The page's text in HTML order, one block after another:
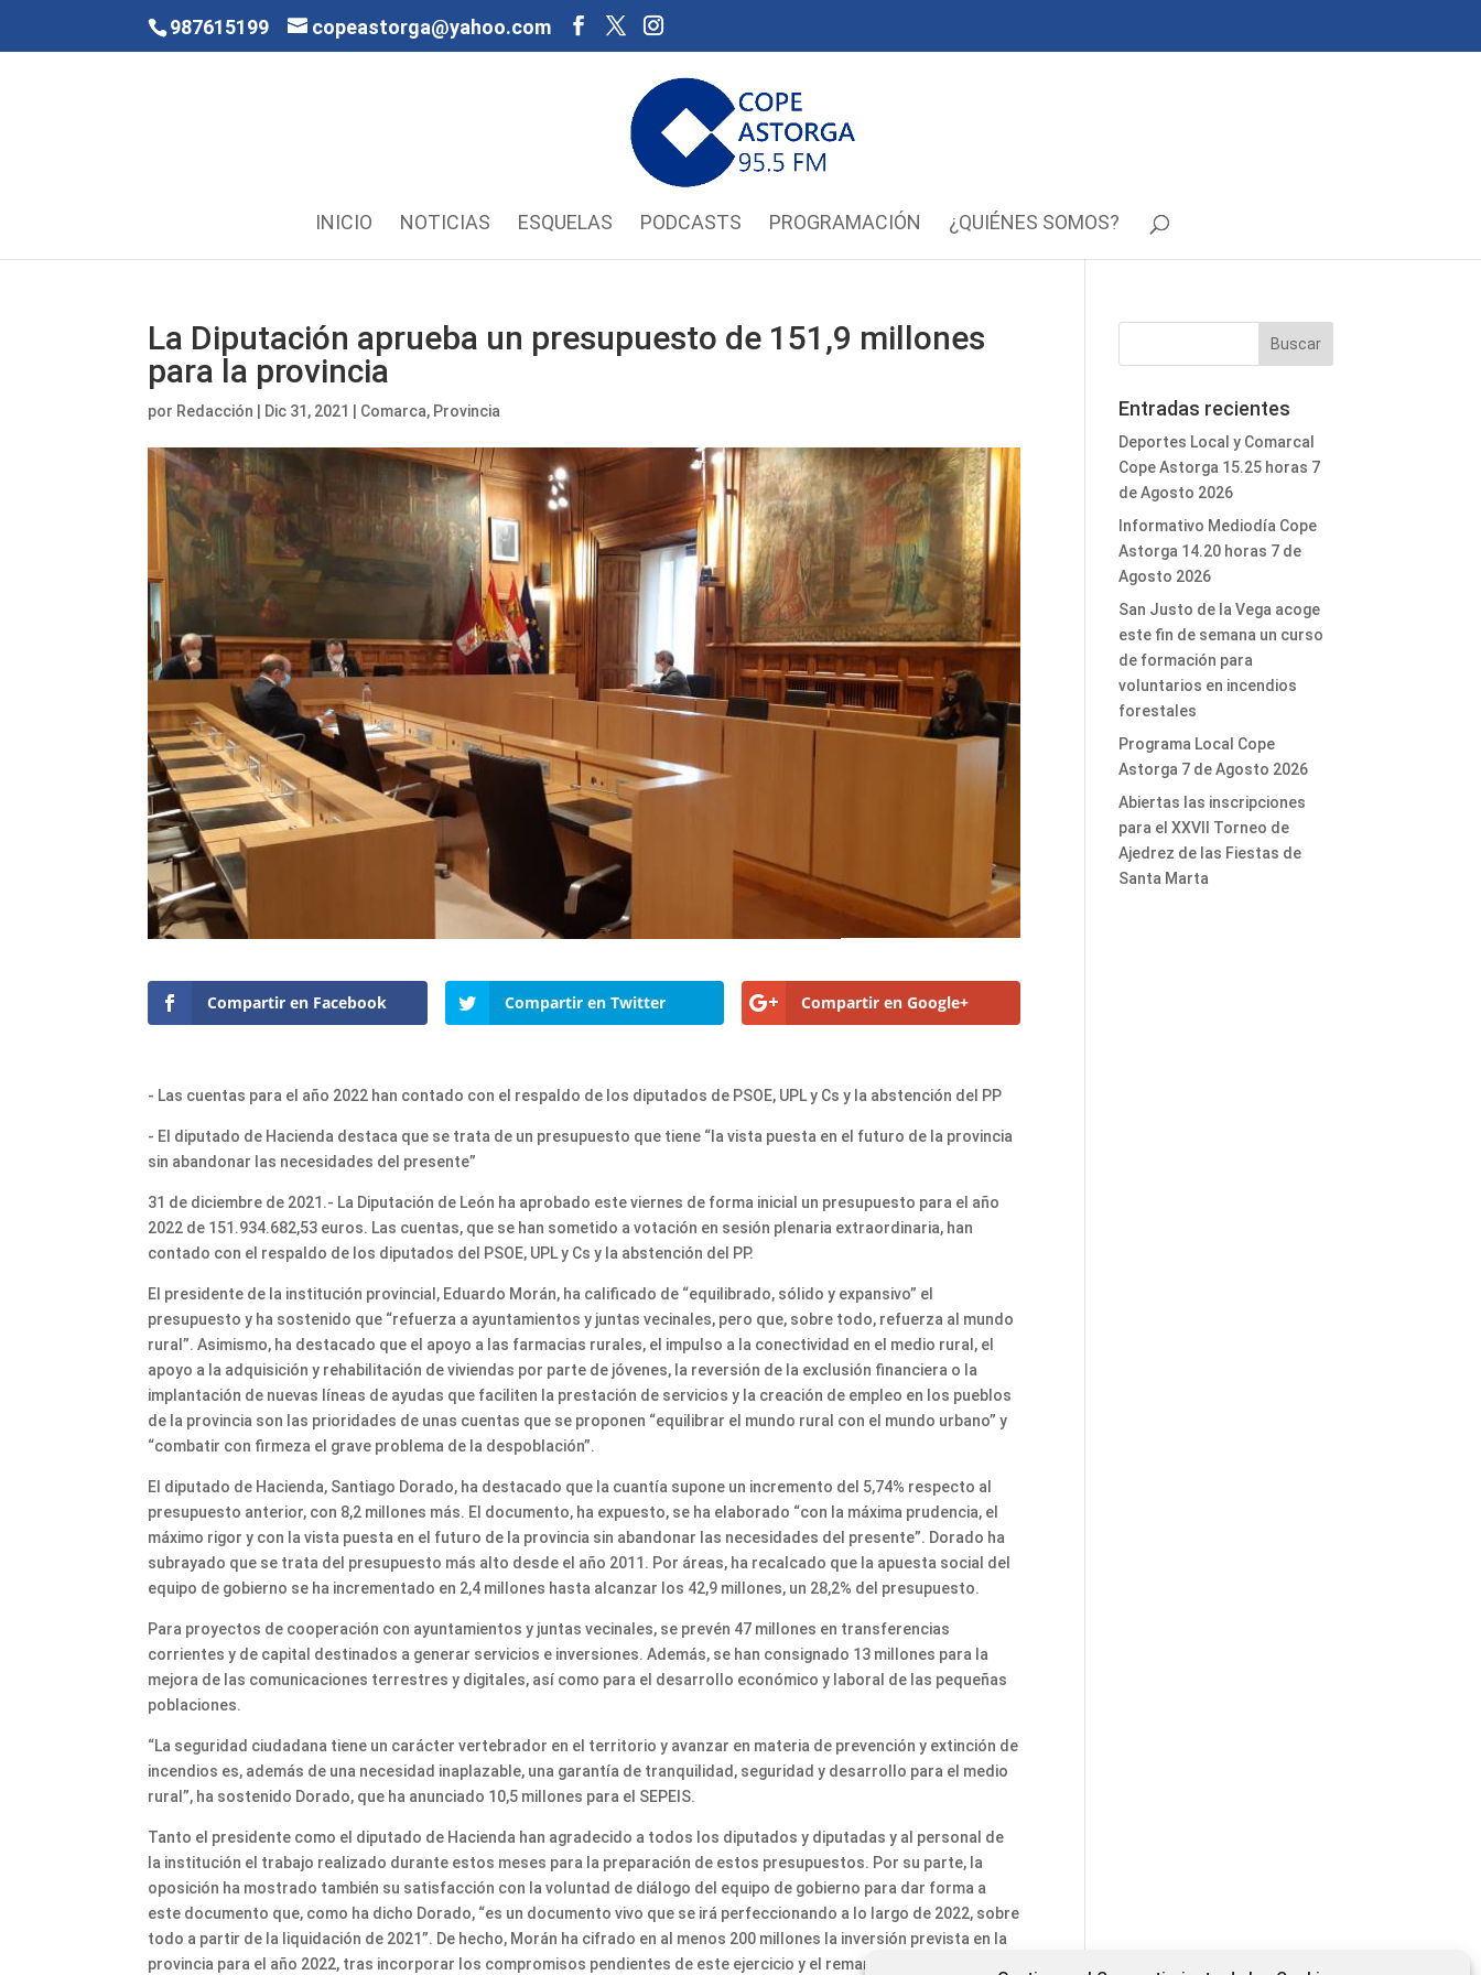
987615199 copeastorga@yahoo.com
INICIO NOTICIAS ESQUELAS PODCASTS PROGRAMACIÓN ¿QUIÉNES SOMOS?
La Diputación aprueba un presupuesto de 151,9 millones
para la provincia
por Redacción Dic 31, 2021 Comarca, Provincia
Compartir en Facebook Compartir en Twitter Compartir en Google+
- Las cuentas para el año 2022 han contado con el respaldo de los diputados de PSOE, UPL y Cs y la abstención del PP
- El diputado de Hacienda destaca que se trata de un presupuesto que tiene “la vista puesta en el futuro de la provincia
sin abandonar las necesidades del presente”
31 de diciembre de 2021.- La Diputación de León ha aprobado este viernes de forma inicial un presupuesto para el año
2022 de 151.934.682,53 euros. Las cuentas, que se han sometido a votación en sesión plenaria extraordinaria, han
contado con el respaldo de los diputados del PSOE, UPL y Cs y la abstención del PP.
El presidente de la institución provincial, Eduardo Morán, ha calificado de “equilibrado, sólido y expansivo” el
presupuesto y ha sostenido que “refuerza a ayuntamientos y juntas vecinales, pero que, sobre todo, refuerza al mundo
rural”. Asimismo, ha destacado que el apoyo a las farmacias rurales, el impulso a la conectividad en el medio rural, el
apoyo a la adquisición y rehabilitación de viviendas por parte de jóvenes, la reversión de la exclusión financiera o la
implantación de nuevas líneas de ayudas que faciliten la prestación de servicios y la creación de empleo en los pueblos
de la provincia son las prioridades de unas cuentas que se proponen “equilibrar el mundo rural con el mundo urbano” y
“combatir con firmeza el grave problema de la despoblación”.
El diputado de Hacienda, Santiago Dorado, ha destacado que la cuantía supone un incremento del 5,74% respecto al
presupuesto anterior, con 8,2 millones más. El documento, ha expuesto, se ha elaborado “con la máxima prudencia, el
máximo rigor y con la vista puesta en el futuro de la provincia sin abandonar las necesidades del presente”. Dorado ha
subrayado que se trata del presupuesto más alto desde el año 2011. Por áreas, ha recalcado que la apuesta social del
equipo de gobierno se ha incrementado en 2,4 millones hasta alcanzar los 42,9 millones, un 28,2% del presupuesto.
Para proyectos de cooperación con ayuntamientos y juntas vecinales, se prevén 47 millones en transferencias
corrientes y de capital destinados a generar servicios e inversiones. Además, se han consignado 13 millones para la
mejora de las comunicaciones terrestres y digitales, así como para el desarrollo económico y laboral de las pequeñas
poblaciones.
“La seguridad ciudadana tiene un carácter vertebrador en el territorio y avanzar en materia de prevención y extinción de
incendios es, además de una necesidad inaplazable, una garantía de tranquilidad, seguridad y desarrollo para el medio
rural”, ha sostenido Dorado, que ha anunciado 10,5 millones para el SEPEIS.
Tanto el presidente como el diputado de Hacienda han agradecido a todos los diputados y diputadas y al personal de
la institución el trabajo realizado durante estos meses para la preparación de estos presupuestos. Por su parte, la
oposición ha mostrado también su satisfacción con la voluntad de diálogo del equipo de gobierno para dar forma a
este documento que, como ha dicho Dorado, “es un documento vivo que se irá perfeccionando a lo largo de 2022, sobre
todo a partir de la liquidación de 2021”. De hecho, Morán ha cifrado en al menos 200 millones la inversión prevista en la
provincia para el año 2022, tras incorporar los compromisos pendientes de este ejercicio y el remanente de tesorería.
Entradas recientes
Deportes Local y Comarcal
Cope Astorga 15.25 horas 7
de Agosto 2026
Informativo Mediodía Cope
Astorga 14.20 horas 7 de
Agosto 2026
San Justo de la Vega acoge
este fin de semana un curso
de formación para
voluntarios en incendios
forestales
Programa Local Cope
Astorga 7 de Agosto 2026
Abiertas las inscripciones
para el XXVII Torneo de
Ajedrez de las Fiestas de
Santa Marta